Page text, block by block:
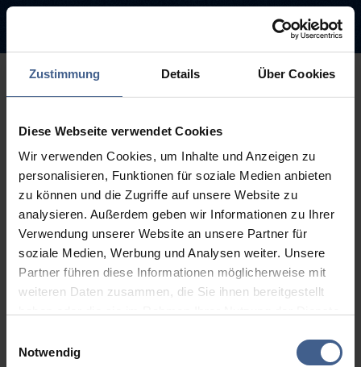
Zustimmung Details Über Cookies
Diese Webseite verwendet Cookies
Wir verwenden Cookies, um Inhalte und Anzeigen zu
personalisieren, Funktionen für soziale Medien anbieten
zu können und die Zugriffe auf unsere Website zu
analysieren. Außerdem geben wir Informationen zu Ihrer
Verwendung unserer Website an unsere Partner für
soziale Medien, Werbung und Analysen weiter. Unsere
Partner führen diese Informationen möglicherweise mit
weiteren Daten zusammen, die Sie ihnen bereitgestellt
Weitere Informationen finden Sie in unseren
Notwendig
Sorry, this page is not
available.
The link you followed may be broken or the page may have been
removed.
Back to homepage Go to search (Link offen)